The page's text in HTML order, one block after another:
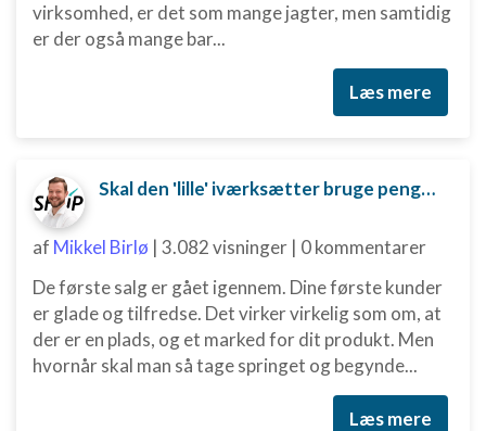
virksomhed, er det som mange jagter, men samtidig
er der også mange bar...
Læs mere
Skal den 'lille' iværksætter bruge penge på digital marketing?
af Mikkel Birlø | 3.082 visninger | 0 kommentarer
De første salg er gået igennem. Dine første kunder
er glade og tilfredse. Det virker virkelig som om, at
der er en plads, og et marked for dit produkt. Men
hvornår skal man så tage springet og begynde...
Læs mere